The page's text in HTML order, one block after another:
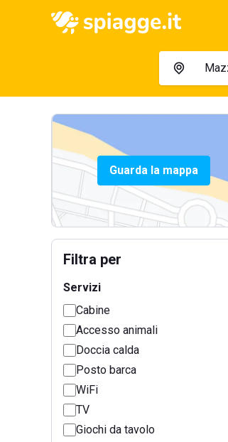
Guarda la mappa
Filtra per
Servizi
Cabine
Accesso animali
Doccia calda
Posto barca
WiFi
TV
Giochi da tavolo